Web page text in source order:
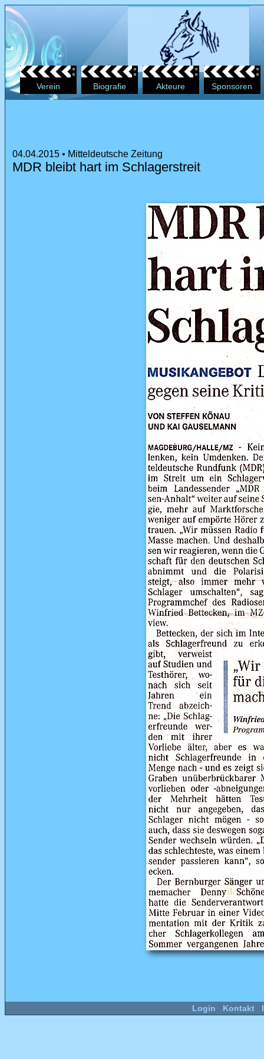
Verein Biografie Akteure Sponsoren
04.04.2015 • Mitteldeutsche Zeitung
MDR bleibt hart im Schlagerstreit
Login Kontakt